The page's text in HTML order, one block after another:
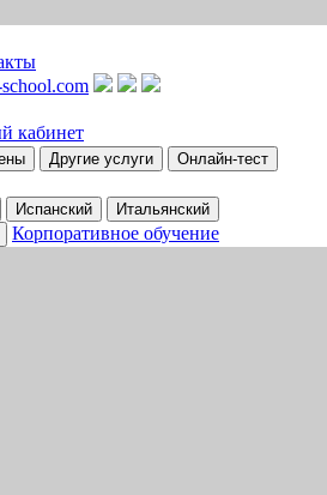
кабинет
Другие услуги
Онлайн-тест
Испанский
Итальянский
Корпоративное обучение